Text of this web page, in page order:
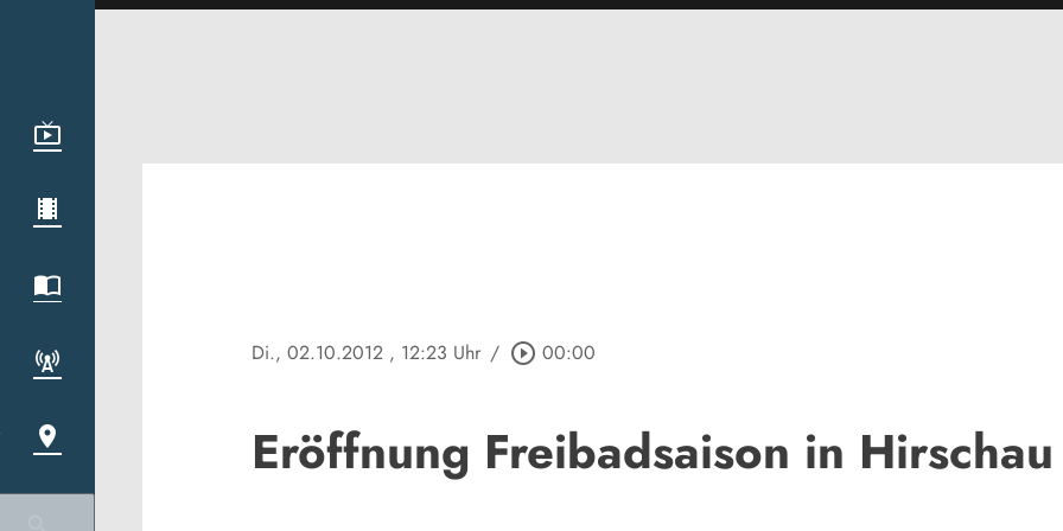
Di., 02.10.2012 , 12:23 Uhr / play_circle_outline 00:00
Eröffnung Freibadsaison in Hirschau